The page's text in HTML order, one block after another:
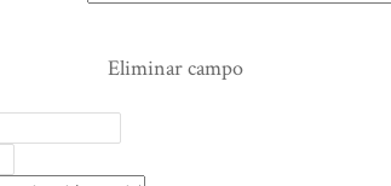
Eliminar campo